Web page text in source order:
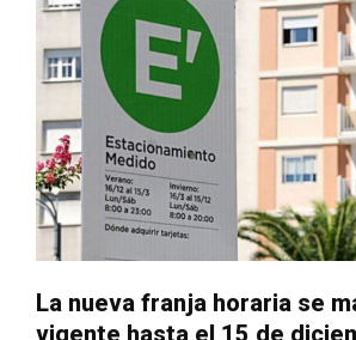
La nueva franja horaria se
vigente hasta el 15 de